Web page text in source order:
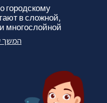
городскому
в сложной,
многослойной...
המשך